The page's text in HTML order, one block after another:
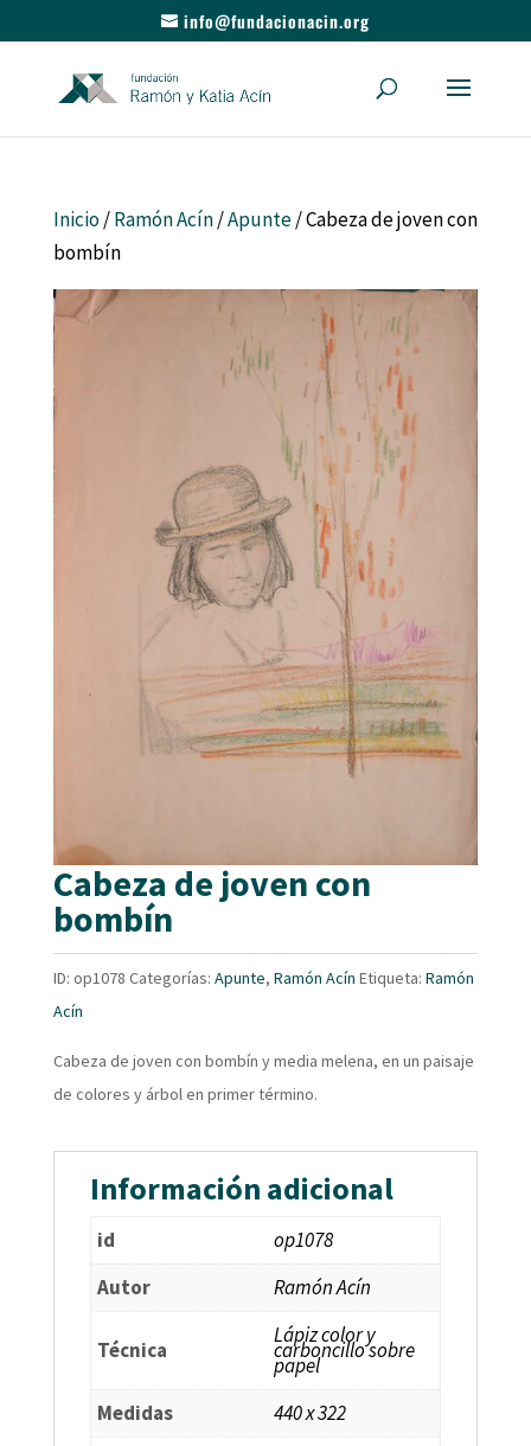
info@fundacionacin.org
Inicio/Ramón Acín/Apunte/ Cabeza de joven con
bombín
Cabeza de joven con
bombín
ID: op1078 Categorías: Apunte, Ramón Acín Etiqueta: Ramón
Acín
Cabeza de joven con bombín y media melena, en un paisaje
de colores y árbol en primer término.
Información adicional
id
op1078
Autor
Ramón Acín
Técnica
Lápiz color y
carboncillo sobre
papel
Medidas
440 x 322